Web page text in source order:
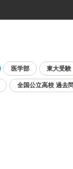
医学部 東大受験
全国公立高校 過去問